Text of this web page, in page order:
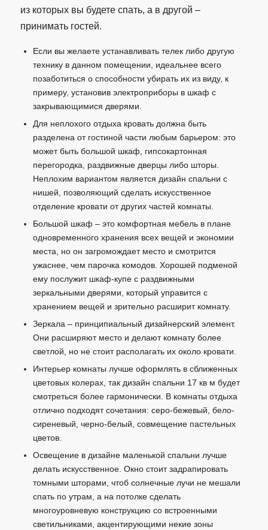
из которых вы будете спать, а в другой –
принимать гостей.
Если вы желаете устанавливать телек либо другую
технику в данном помещении, идеальнее всего
позаботиться о способности убирать их из виду, к
примеру, установив электроприборы в шкаф с
закрывающимися дверями.
Для неплохого отдыха кровать должна быть
разделена от гостиной части любым барьером: это
может быть большой шкаф, гипсокартонная
перегородка, раздвижные дверцы либо шторы.
Неплохим вариантом является дизайн спальни с
нишей, позволяющий сделать искусственное
отделение кровати от других частей комнаты.
Большой шкаф – это комфортная мебель в плане
одновременного хранения всех вещей и экономии
места, но он загромождает место и смотрится
ужаснее, чем парочка комодов. Хорошей подменой
ему послужит шкаф-купе с раздвижными
зеркальными дверями, который управится с
хранением вещей и зрительно расширит комнату.
Зеркала – принципиальный дизайнерский элемент.
Они расширяют место и делают комнату более
светлой, но не стоит располагать их около кровати.
Интерьер комнаты лучше оформлять в сближенных
цветовых колерах, так дизайн спальни 17 кв м будет
смотреться более гармонически. В комнаты отдыха
отлично подходят сочетания: серо-бежевый, бело-
сиреневый, черно-белый, совмещение пастельных
цветов.
Освещение в дизайне маленькой спальни лучше
делать искусственное. Окно стоит задрапировать
томными шторами, чтоб солнечные лучи не мешали
спать по утрам, а на потолке сделать
многоуровневую конструкцию со встроенными
светильниками, акцентирующими некие зоны